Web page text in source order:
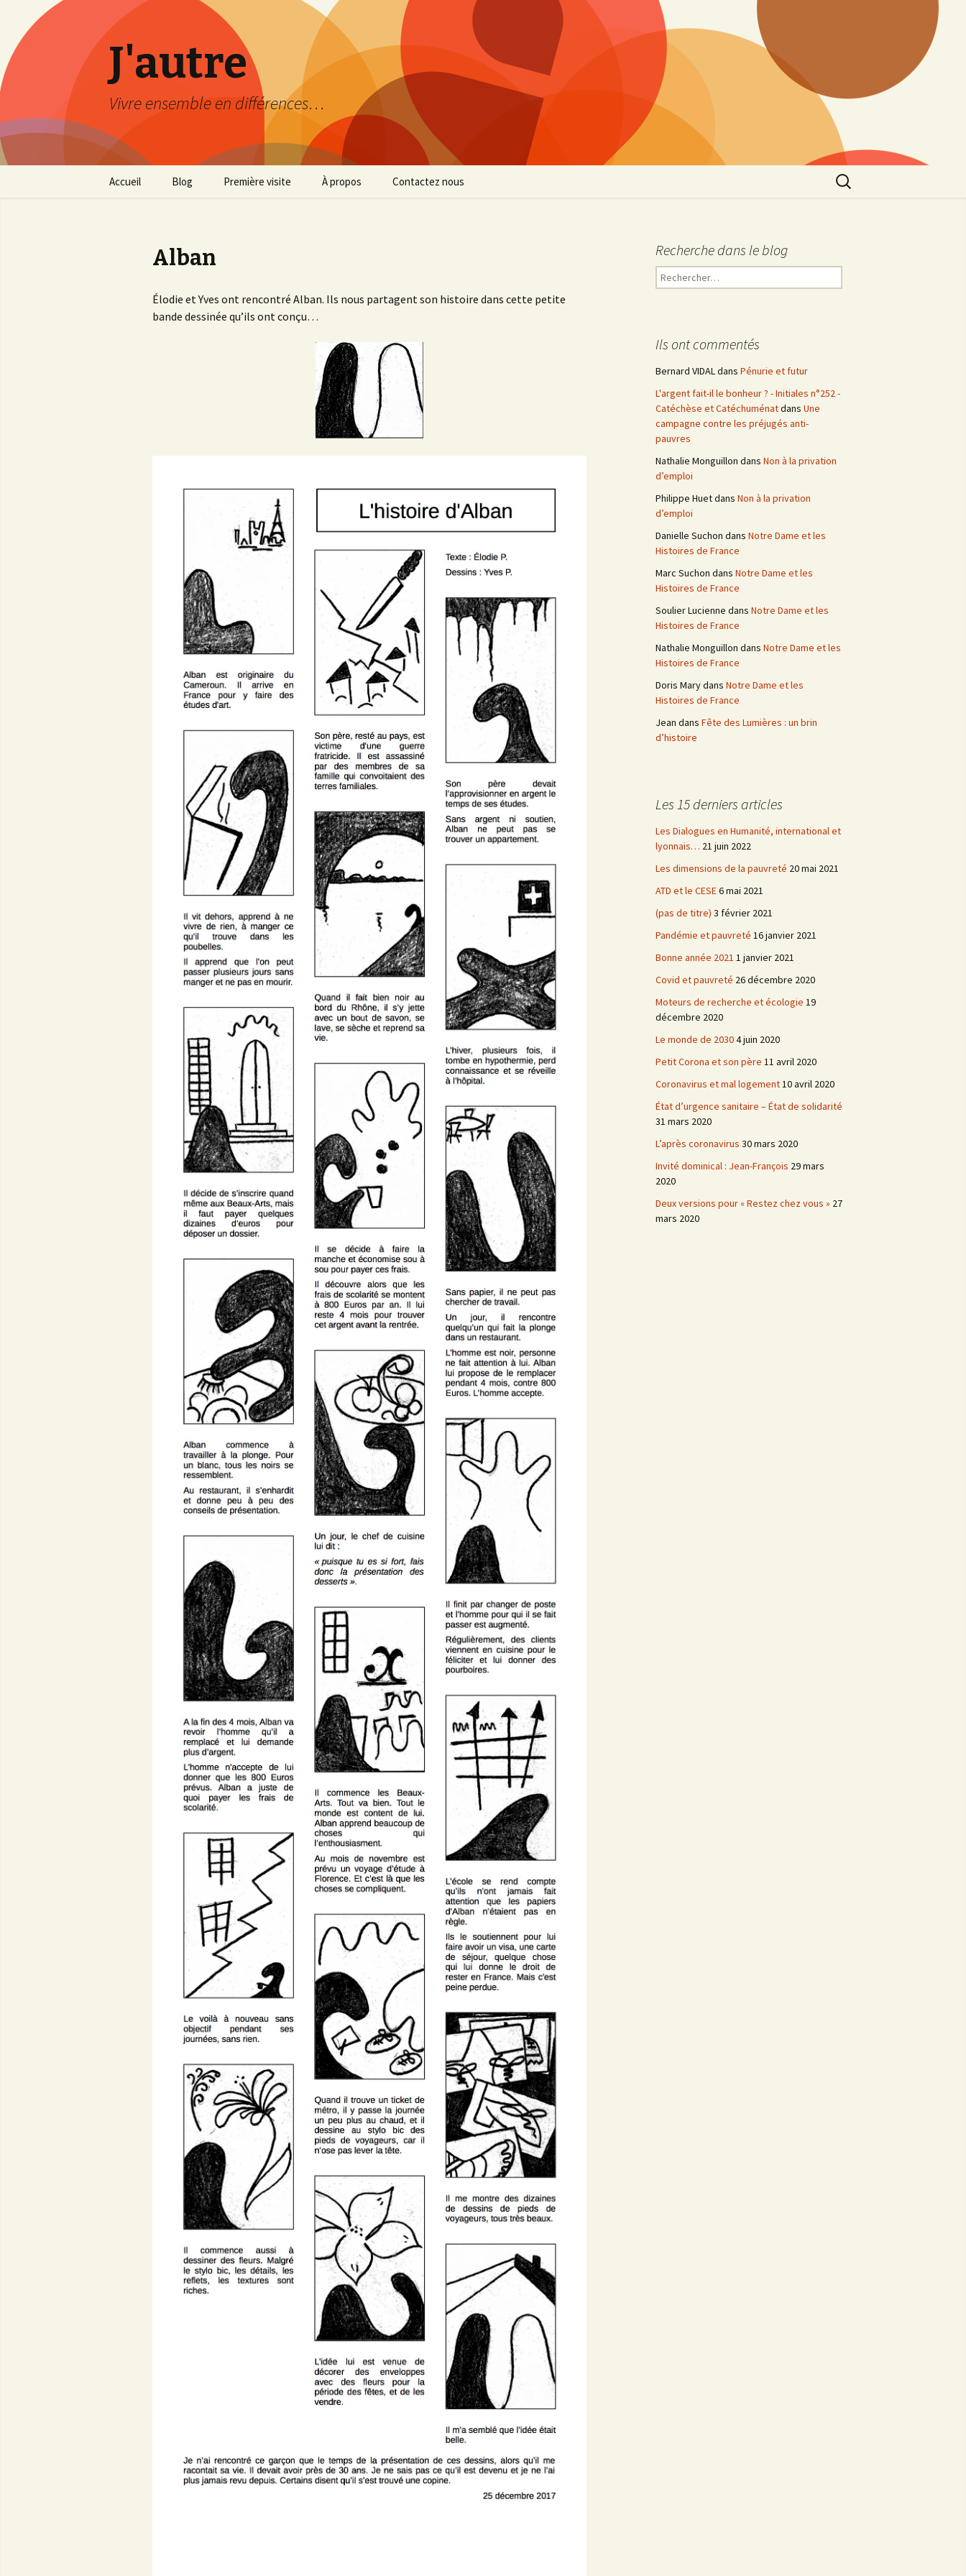
J'autre
Vivre ensemble en différences…
Aller
Accueil Blog Première visite À propos Contactez nous Rechercher :
Alban
Élodie et Yves ont rencontré Alban. Ils nous partagent son histoire dans cette petite
bande dessinée qu’ils ont conçu…
Recherche dans le blog
R
e
r
h
e
r
:
Ils ont commentés
Bernard VIDALdans Pénurie et futur
L'argent fait-il le bonheur ? - Initiales n°252 -
Catéchèse et Catéchuménatdans Une
campagne contre les préjugés anti-
pauvres
Nathalie Monguillon dans Non à la privation
d’emploi
Philippe Huetdans Non à la privation
d’emploi
Danielle Suchon dans Notre Dame et les
Histoires de France
Marc Suchon dans Notre Dame et les
Histoires de France
Soulier Lucienne dans Notre Dame et les
Histoires de France
Nathalie Monguillon dans Notre Dame et les
Histoires de France
Doris Marydans Notre Dame et les
Histoires de France
Jean dans Fête des Lumières : un brin
d’histoire
Les 15 derniers articles
Les Dialogues en Humanité, international et
lyonnais… 21 juin 2022
Les dimensions de la pauvreté 20 mai 2021
ATD et le CESE6 mai 2021
(pas de titre) 3 février 2021
Pandémie et pauvreté 16 janvier 2021
Bonne année 2021 1 janvier 2021
Covid et pauvreté 26 décembre 2020
Moteurs de recherche et écologie 19
décembre 2020
Le monde de 20304 juin 2020
Petit Corona et son père 11 avril 2020
Coronavirus et mal logement10 avril 2020
État d’urgence sanitaire – État de solidarité
31 mars 2020
L’après coronavirus 30 mars 2020
Invité dominical : Jean-François 29 mars
2020
Deux versions pour « Restez chez vous » 27
mars 2020